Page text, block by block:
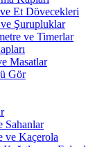
Et Dövecekleri
Şurupluklar
ve Timerlar
Masatlar
Gör
Sahanlar
ve Kaçerola